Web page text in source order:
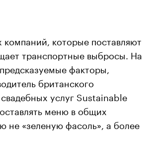
которые поставляют
транспортные выбросы. На
факторы,
британского
услуг Sustainable
меню в общих
не «зеленую фасоль», а более